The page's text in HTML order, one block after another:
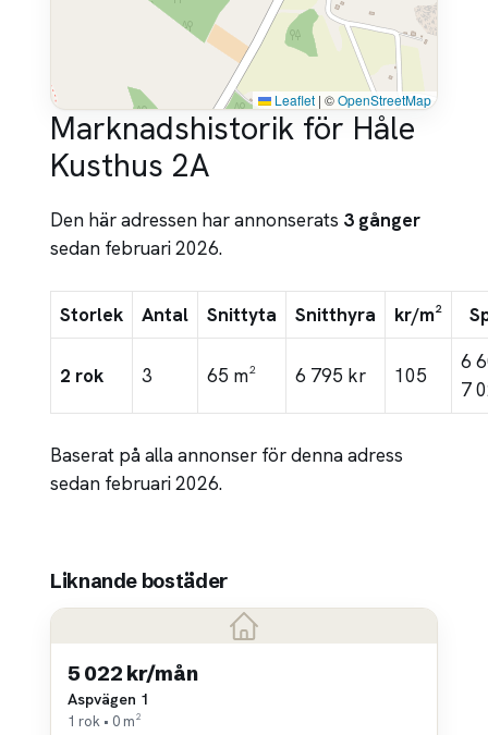
Leaflet | ©OpenStreetMap
Marknadshistorik för Håle
Kusthus 2A
Den här adressen har annonserats 3 gånger
sedan februari 2026.
Storlek Antal Snittyta Snitthyra kr/m²
2 rok 3 65 m² 6 795 kr 105
6
7
Baserat på alla annonser för denna adress
sedan februari 2026.
Liknande bostäder
5 022 kr/mån
Aspvägen 1
1 rok • 0 m²